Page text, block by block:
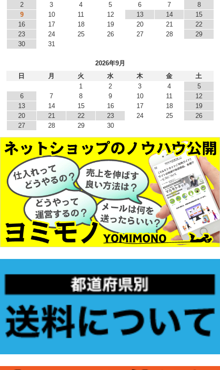
2 3 4 5 6 7
8
9
10 11 12 13 14
15
16
17 18 19 20 21
22
23
24 25 26 27 28
29
30
31
2026年9月
日
月 火 水 木 金
土
1
2 3 4
5
6
7 8 9 10 11
12
13
14 15 16 17 18
19
20
21 22 23 24 25
26
27
28 29 30